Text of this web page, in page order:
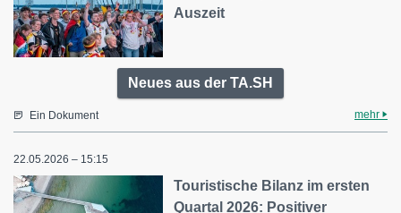
Auszeit
Neues aus der TA.SH
Ein Dokument mehr
22.05.2026 – 15:15
Touristische Bilanz im ersten
Quartal 2026: Positiver